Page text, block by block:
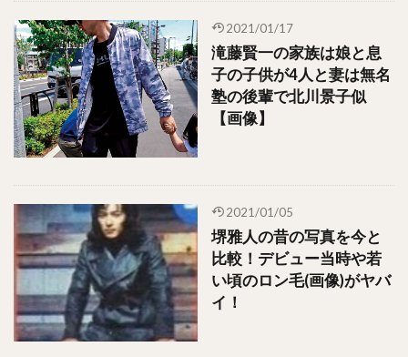
2021/01/17
滝藤賢一の家族は娘と息
子の子供が4人と妻は無名
塾の後輩で北川景子似
【画像】
2021/01/05
堺雅人の昔の写真を今と
比較！デビュー当時や若
い頃のロン毛(画像)がヤバ
イ！